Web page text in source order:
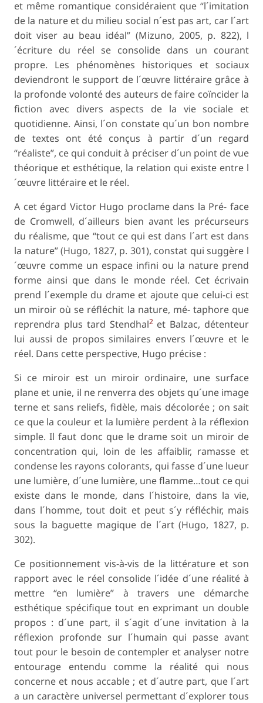
et même romantique considéraient que “l´imitation
de la nature et du milieu social n´est pas art, car l´art
doit viser au beau idéal” (Mizuno, 2005, p. 822), l
´écriture du réel se consolide dans un courant
propre. Les phénomènes historiques et sociaux
deviendront le support de l´œuvre littéraire grâce à
la profonde volonté des auteurs de faire coïncider la
fiction avec divers aspects de la vie sociale et
quotidienne. Ainsi, l´on constate qu´un bon nombre
de textes ont été conçus à partir d´un regard
“réaliste”, ce qui conduit à préciser d´un point de vue
théorique et esthétique, la relation qui existe entre l
´œuvre littéraire et le réel.
A cet égard Victor Hugo proclame dans la Pré- face
de Cromwell, d´ailleurs bien avant les précurseurs
du réalisme, que “tout ce qui est dans l´art est dans
la nature” (Hugo, 1827, p. 301), constat qui suggère l
´œuvre comme un espace infini ou la nature prend
forme ainsi que dans le monde réel. Cet écrivain
prend l´exemple du drame et ajoute que celui-ci est
un miroir où se réfléchit la nature, mé- taphore que
reprendra plus tard Stendhal2et Balzac, détenteur
lui aussi de propos similaires envers l´œuvre et le
réel. Dans cette perspective, Hugo précise :
Si ce miroir est un miroir ordinaire, une surface
plane et unie, il ne renverra des objets qu´une image
terne et sans reliefs, fidèle, mais décolorée ; on sait
ce que la couleur et la lumière perdent à la réflexion
simple. Il faut donc que le drame soit un miroir de
concentration qui, loin de les affaiblir, ramasse et
condense les rayons colorants, qui fasse d´une lueur
une lumière, d´une lumière, une flamme…tout ce qui
existe dans le monde, dans l´histoire, dans la vie,
dans l´homme, tout doit et peut s´y réfléchir, mais
sous la baguette magique de l´art (Hugo, 1827, p.
302).
Ce positionnement vis-à-vis de la littérature et son
rapport avec le réel consolide l´idée d´une réalité à
mettre “en lumière” à travers une démarche
esthétique spécifique tout en exprimant un double
propos : d´une part, il s´agit d´une invitation à la
réflexion profonde sur l´humain qui passe avant
tout pour le besoin de contempler et analyser notre
entourage entendu comme la réalité qui nous
concerne et nous accable ; et d´autre part, que l´art
a un caractère universel permettant d´explorer tous